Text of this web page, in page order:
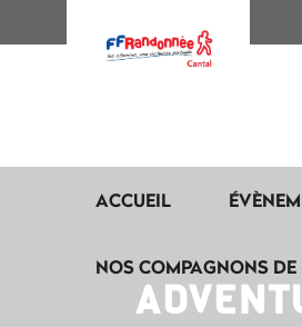
ACCUEIL
NOS COMPAGNONS DE